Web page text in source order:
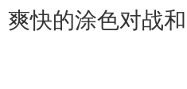
快的涂色对战